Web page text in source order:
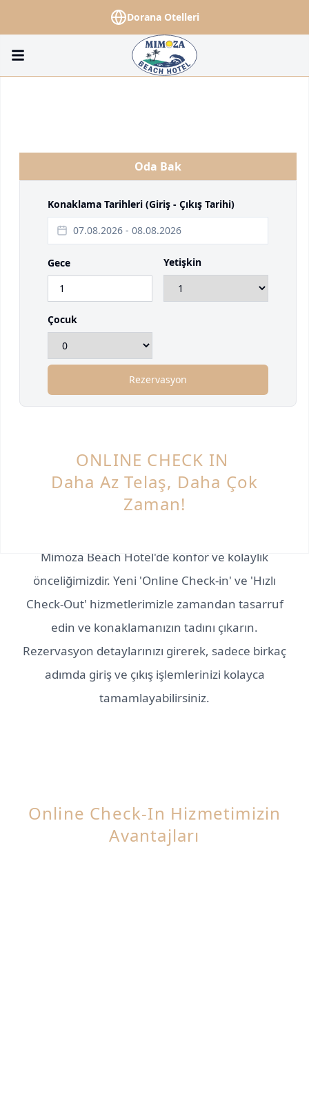
Dorana Otelleri
Oda Bak
Konaklama Tarihleri (Giriş - Çıkış Tarihi)
07.08.2026 -08.08.2026
Gece
1
Yetişkin
Çocuk
Rezervasyon
ONLINE CHECK IN
Daha Az Telaş, Daha Çok
Zaman!
Mimoza Beach Hotel'de konfor ve kolaylık
önceliğimizdir. Yeni 'Online Check-in' ve 'Hızlı
Check-Out' hizmetlerimizle zamandan tasarruf
edin ve konaklamanızın tadını çıkarın.
Rezervasyon detaylarınızı girerek, sadece birkaç
adımda giriş ve çıkış işlemlerinizi kolayca
tamamlayabilirsiniz.
Online Check-In Hizmetimizin
Avantajları